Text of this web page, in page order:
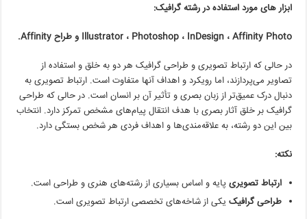
ابزار های مورد استفاده در رشته گرافیک:
Illustrator ، Photoshop ، InDesign ، Affinity Photo و طراح Affinity.
در حالی که ارتباط تصویری و طراحی گرافیک هر دو به خلق و استفاده از
تصاویر می‌پردازند، اما رویکرد و اهداف آنها متفاوت است. ارتباط تصویری به
دنبال درک عمیق‌تر از زبان بصری و تأثیر آن بر انسان است. در حالی که طراحی
گرافیک بر خلق آثار بصری با هدف انتقال پیام‌های مشخص تمرکز دارد. انتخاب
بین این دو رشته، به علاقه‌مندی‌ها و اهداف فردی هر شخص بستگی دارد.
نکته:
ارتباط تصویری پایه و اساس بسیاری از رشته‌های هنری و طراحی است.
طراحی گرافیک یکی از شاخه‌های تخصصی ارتباط تصویری است.